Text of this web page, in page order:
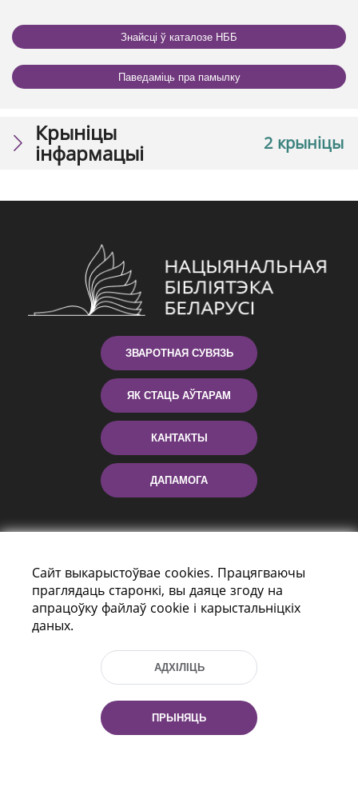
Знайсці ў каталозе НББ
Паведаміць пра памылку
2 крыніцы
Крыніцы
інфармацыі
ЗВАРОТНАЯ СУВЯЗЬ
ЯК СТАЦЬ АЎТАРАМ
КАНТАКТЫ
ДАПАМОГА
праспект Незалежнасці 116
г. Мiнск, Рэспубліка Беларусь, 220114
Тэл.: (+375 17) 368 37 37, Факс: (+375 17)
Эл. пошта: inbox@nlb.by
Сайт выкарыстоўвае cookies. Працягваючы
праглядаць старонкі, вы даяце згоду на
апрацоўку файлаў cookie і карыстальніцкіх
даных.
АДХІЛІЦЬ
ПРЫНЯЦЬ